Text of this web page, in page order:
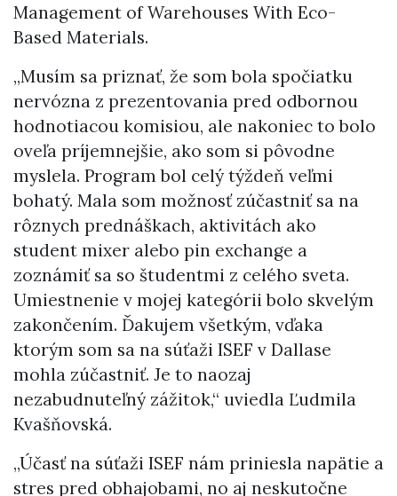
Management of Warehouses With Eco-
Based Materials.
„Musím sa priznať, že som bola spočiatku
nervózna z prezentovania pred odbornou
hodnotiacou komisiou, ale nakoniec to bolo
oveľa príjemnejšie, ako som si pôvodne
myslela. Program bol celý týždeň veľmi
bohatý. Mala som možnosť zúčastniť sa na
rôznych prednáškach, aktivitách ako
student mixer alebo pin exchange a
zoznámiť sa so študentmi z celého sveta.
Umiestnenie v mojej kategórii bolo skvelým
zakončením. Ďakujem všetkým, vďaka
ktorým som sa na súťaži ISEF v Dallase
mohla zúčastniť. Je to naozaj
nezabudnuteľný zážitok,“ uviedla Ľudmila
Kvašňovská.
„Účasť na súťaži ISEF nám priniesla napätie a
stres pred obhajobami, no aj neskutočne